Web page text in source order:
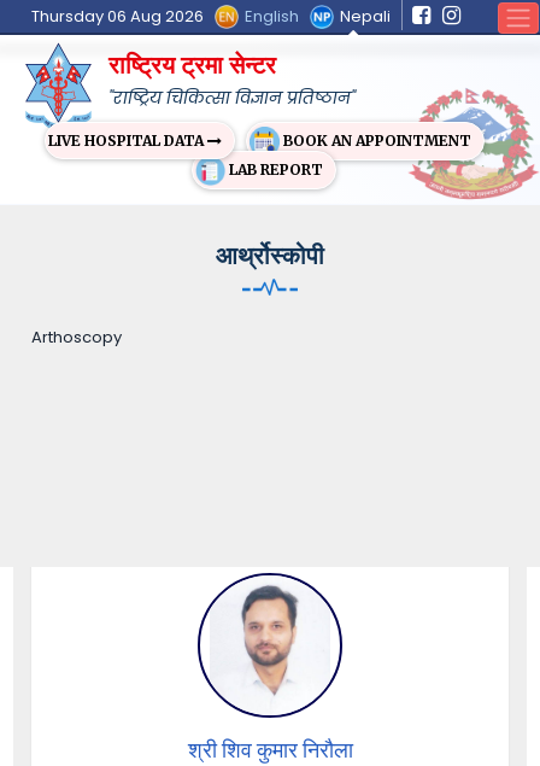
Thursday 06 Aug 2026 English Nepali
राष्ट्रिय ट्रमा सेन्टर
"राष्ट्रिय चिकित्सा विज्ञान प्रतिष्ठान"
LIVE HOSPITAL DATA
BOOK AN APPOINTMENT
LAB REPORT
आर्थ्रोस्कोपी
Arthoscopy
श्री शिव कुमार निरौला